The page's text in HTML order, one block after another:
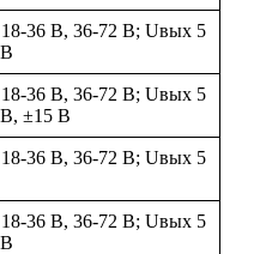
36 В, 36-72 В; Uвых 5
36 В, 36-72 В; Uвых 5
±15 В
36 В, 36-72 В; Uвых 5
36 В, 36-72 В; Uвых 5